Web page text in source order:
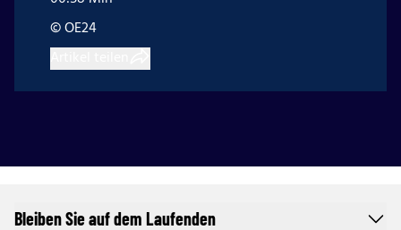
© OE24
Bleiben Sie auf dem Laufenden